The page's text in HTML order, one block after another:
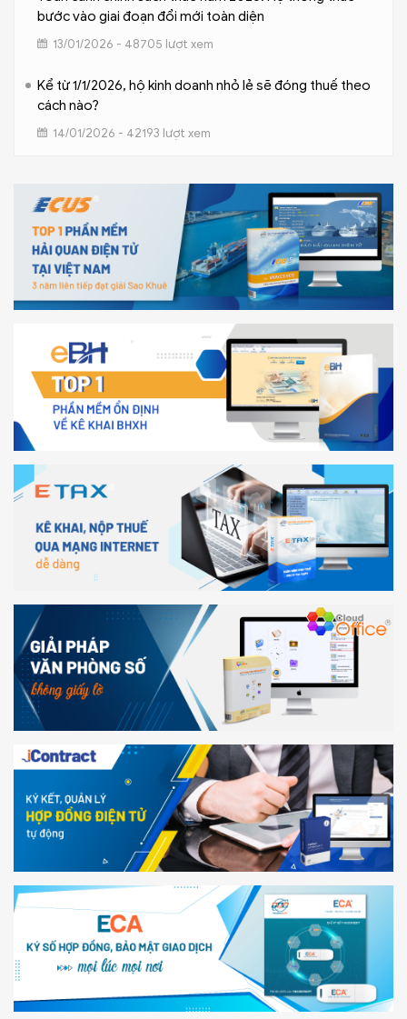
bước vào giai đoạn đổi mới toàn diện
13/01/2026 - 48705 lượt xem
Kể từ 1/1/2026, hộ kinh doanh nhỏ lẻ sẽ đóng thuế theo
cách nào?
14/01/2026 - 42193 lượt xem